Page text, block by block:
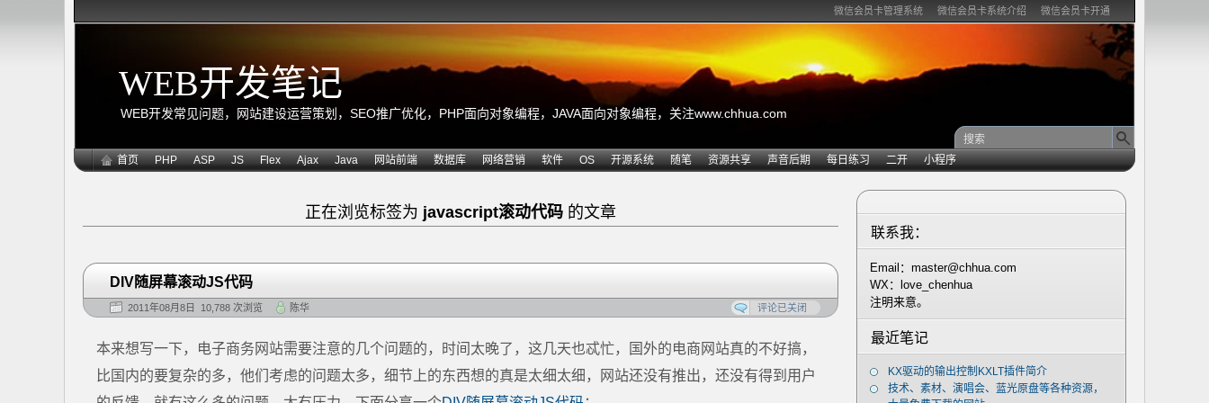
微信会员卡管理系统 微信会员卡系统介绍 微信会员卡开通
WEB开发笔记
WEB开发常见问题，网站建设运营策划，SEO推广优化，PHP面向对象编程，JAVA面向对象编程，关注www.chhua.com
首页 PHP ASP JS Flex Ajax Java 网站前端 数据库 网络营销 软件 OS 开源系统 随笔 资源共享 声音后期 每日练习 二开 小程序
正在浏览标签为 javascript滚动代码 的文章
DIV随屏幕滚动JS代码
2011年08月8日 10,788 次浏览 陈华 评论已关闭
本来想写一下，电子商务网站需要注意的几个问题的，时间太晚了，这几天也忒忙，国外的电商网站真的不好搞，
比国内的要复杂的多，他们考虑的问题太多，细节上的东西想的真是太细太细，网站还没有推出，还没有得到用户
联系我：
Email：master@chhua.com
WX：love_chenhua
注明来意。
最近笔记
KX驱动的输出控制KXLT插件简介
技术、素材、演唱会、蓝光原盘等各种资源，